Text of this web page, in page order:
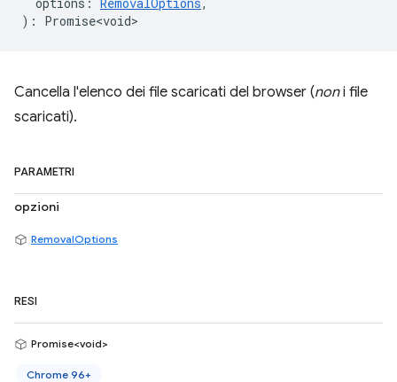
) : Promise<void>
Cancella l'elenco dei file scaricati del browser (noni file
scaricati).
PARAMETRI
opzioni
RemovalOptions
RESI
Promise<void>
Chrome 96+